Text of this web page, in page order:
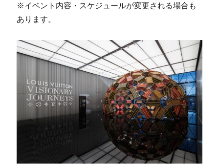
※イベント内容・スケジュールが変更される場合も
あります。